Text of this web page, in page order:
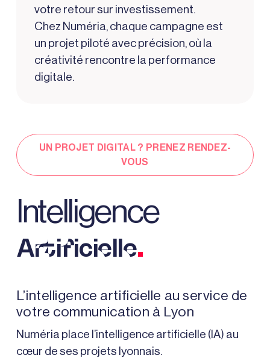
votre retour sur investissement.
Chez Numéria, chaque campagne est
un projet piloté avec précision, où la
créativité rencontre la performance
digitale.
UN PROJET DIGITAL ? PRENEZ RENDEZ-
VOUS
Intelligence
Artificielle.
L’intelligence artificielle au service de
votre communication à Lyon
Numéria place l’intelligence artificielle (IA) au
cœur de ses projets lyonnais.